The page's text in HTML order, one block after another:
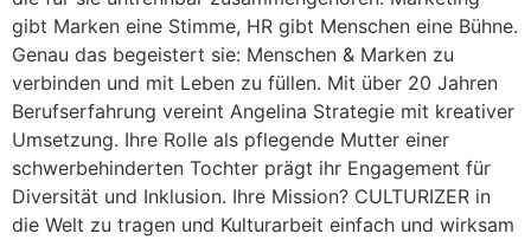
gibt Marken eine Stimme, HR gibt Menschen eine Bühne.
Genau das begeistert sie: Menschen & Marken zu
verbinden und mit Leben zu füllen. Mit über 20 Jahren
Berufserfahrung vereint Angelina Strategie mit kreativer
Umsetzung. Ihre Rolle als pflegende Mutter einer
schwerbehinderten Tochter prägt ihr Engagement für
Diversität und Inklusion. Ihre Mission? CULTURIZER in
die Welt zu tragen und Kulturarbeit einfach und wirksam